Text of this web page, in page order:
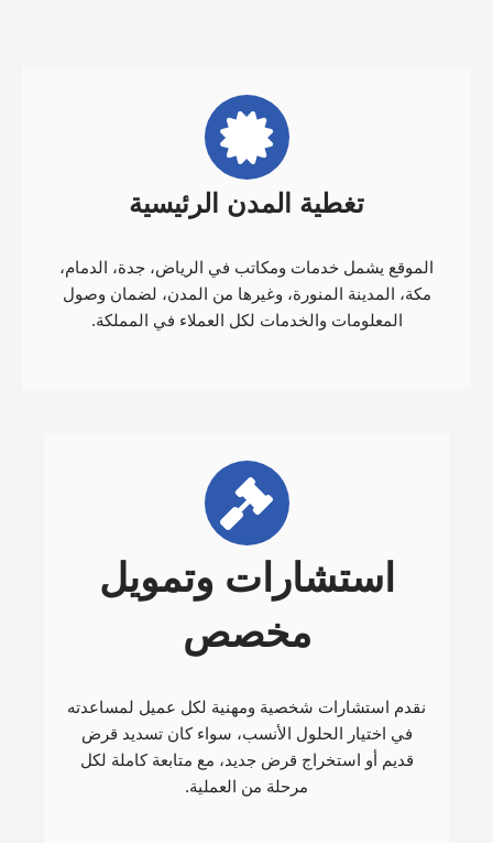
تغطية المدن الرئيسية
الموقع يشمل خدمات ومكاتب في الرياض، جدة، الدمام،
مكة، المدينة المنورة، وغيرها من المدن، لضمان وصول
المعلومات والخدمات لكل العملاء في المملكة.
استشارات وتمويل
مخصص
نقدم استشارات شخصية ومهنية لكل عميل لمساعدته
في اختيار الحلول الأنسب، سواء كان تسديد قرض
قديم أو استخراج قرض جديد، مع متابعة كاملة لكل
مرحلة من العملية.